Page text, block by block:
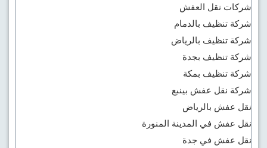
eporner
شركات نقل العفش
شركة تنظيف بالدمام
شركة تنظيف بالرياض
شركة تنظيف بجدة
شركة تنظيف بمكة
شركة نقل عفش بينبع
نقل عفش بالرياض
نقل عفش في المدينة المنورة
نقل عفش في جدة